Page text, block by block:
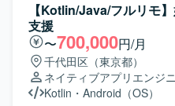
【Kotlin/Java/フルリモ
支援
〜700,000円/月
千代田区（東京都）
ネイティブアプリエンジ
Kotlin ・ Android（OS）